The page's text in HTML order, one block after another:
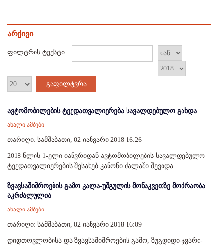
არქივი
ფილტრის ტექსტი
გაფილტვრა
ავტომობილების ტექდათვალიერება სავალდებულო გახდა
ახალი ამბები
თარიღი: სამშაბათი, 02 იანვარი 2018 16:26
2018 წლის 1-ელი იანვრიდან ავტომობილების სავალდებულო
ტექდათვალიერების შესახებ კანონი ძალაში შევიდა....
ზვავსაშიშროების გამო კალა-უშგულის მონაკვეთზე მოძრაობა
აკრძალულია
ახალი ამბები
თარიღი: სამშაბათი, 02 იანვარი 2018 16:09
დიდთოვლობისა და ზვავსაშიშროების გამო, ზუგდიდი-ჯვარი-